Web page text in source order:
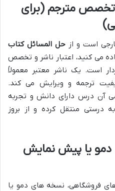
تخصص مترجم (برای
است و از حل المسائل کتاب
می کنید، اعتبار ناشر و تخصص
است. یک ناشر معتبر معمولاً
ترجمه و ویرایش می کند.
آن درس دارای دانش و تجربه
درستی منتقل کرده و از بروز
دمو یا پیش نمایش
فروشگاهی، نسخه های دمو یا